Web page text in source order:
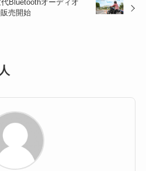
Bluetoothオーディオ
売開始